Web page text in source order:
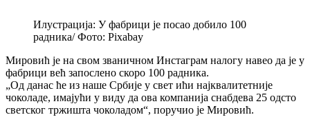
Илустрација: У фабрици је посао добило 100
радника/ Фото: Pixabay
Мировић је на свом званичном Инстаграм налогу навео да је у
фабрици већ запослено скоро 100 радника.
„Од данас ће из наше Србије у свет ићи најквалитетније
чоколаде, имајући у виду да ова компанија снабдева 25 одсто
светског тржишта чоколадом“, поручио је Мировић.